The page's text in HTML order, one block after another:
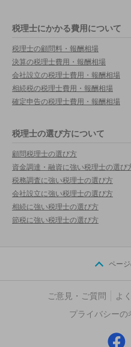
税理士にかかる費用について
税理士の顧問料・報酬相場
決算の税理士費用・報酬相場
会社設立の税理士費用・報酬相場
相続税の税理士費用・報酬相場
確定申告の税理士費用・報酬相場
税理士の選び方について
顧問税理士の選び方
資金調達・融資に強い税理士の選び
税務調査に強い税理士の選び方
会社設立に強い税理士の選び方
相続に強い税理士の選び方
節税に強い税理士の選び方
ペー
ご意見・ご質問 よ
プライバシーの